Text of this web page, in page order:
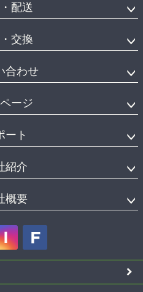
配送
交換
合わせ
ージ
ート
紹介
概要